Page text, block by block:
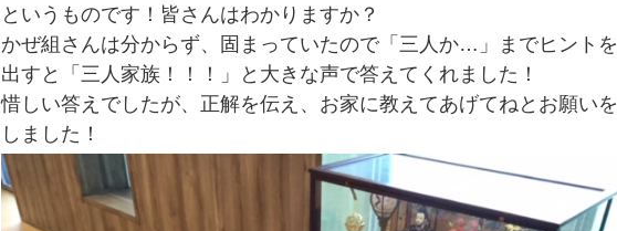
というものです！皆さんはわかりますか？
かぜ組さんは分からず、固まっていたので「三人か…」までヒントを
出すと「三人家族！！！」と大きな声で答えてくれました！
惜しい答えでしたが、正解を伝え、お家に教えてあげてねとお願いを
しました！